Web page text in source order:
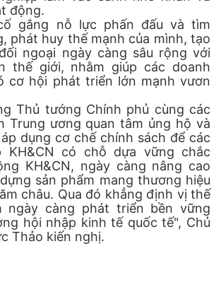
động.
gắng nỗ lực phấn đấu và tìm
phát huy thế mạnh của mình, tạo
ngoại ngày càng sâu rộng với
thế giới, nhằm giúp các doanh
cơ hội phát triển lớn mạnh vươn
Thủ tướng Chính phủ cùng các
Trung ương quan tâm ủng hộ và
dụng cơ chế chính sách để các
KH&CN có chỗ dựa vững chắc
KH&CN, ngày càng nâng cao
sản phẩm mang thương hiệu
châu. Qua đó khẳng định vị thế
ngày càng phát triển bền vững
hội nhập kinh tế quốc tế", Chủ
Thảo kiến nghị.